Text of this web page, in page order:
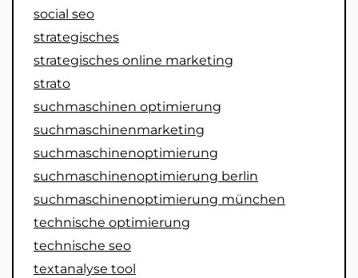
social seo
strategisches
strategisches online marketing
strato
suchmaschinen optimierung
suchmaschinenmarketing
suchmaschinenoptimierung
suchmaschinenoptimierung berlin
suchmaschinenoptimierung münchen
technische optimierung
technische seo
textanalyse tool